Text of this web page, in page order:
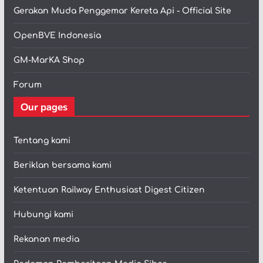
Gerakan Muda Penggemar Kereta Api - Official Site
OpenBVE Indonesia
GM-MarKA Shop
Forum
Our pages
Tentang kami
Beriklan bersama kami
Ketentuan Railway Enthusiast Digest Citizen
Hubungi kami
Rekanan media